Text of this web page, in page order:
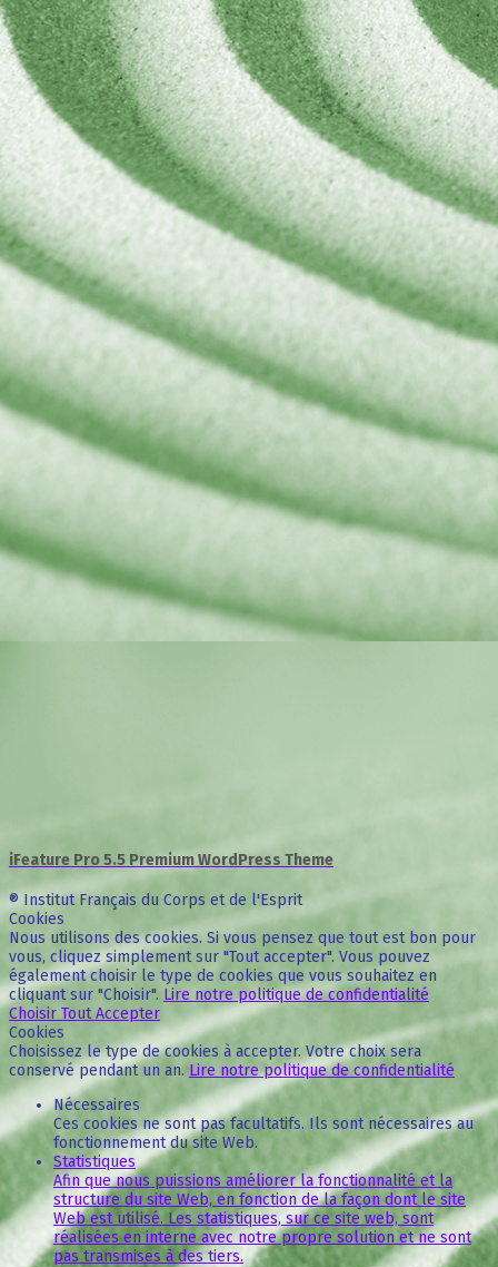
iFeature Pro 5.5 Premium WordPress Theme
® Institut Français du Corps et de l'Esprit
Cookies
Nous utilisons des cookies. Si vous pensez que tout est bon pour
vous, cliquez simplement sur "Tout accepter". Vous pouvez
également choisir le type de cookies que vous souhaitez en
cliquant sur "Choisir". Lire notre politique de confidentialité
Choisir Tout Accepter
Cookies
Choisissez le type de cookies à accepter. Votre choix sera
conservé pendant un an. Lire notre politique de confidentialité
Nécessaires
Ces cookies ne sont pas facultatifs. Ils sont nécessaires au
fonctionnement du site Web.
Statistiques
Afin que nous puissions améliorer la fonctionnalité et la
structure du site Web, en fonction de la façon dont le site
Web est utilisé. Les statistiques, sur ce site web, sont
réalisées en interne avec notre propre solution et ne sont
pas transmises à des tiers.